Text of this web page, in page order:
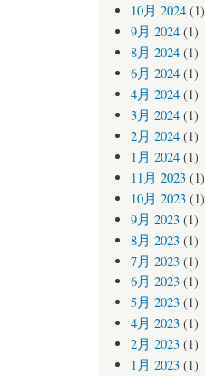
10月 2024(1)
9月 2024(1)
8月 2024(1)
6月 2024(1)
4月 2024(1)
3月 2024(1)
2月 2024(1)
1月 2024(1)
11月 2023(1)
10月 2023(1)
9月 2023(1)
8月 2023(1)
7月 2023(1)
6月 2023(1)
5月 2023(1)
4月 2023(1)
2月 2023(1)
1月 2023(1)